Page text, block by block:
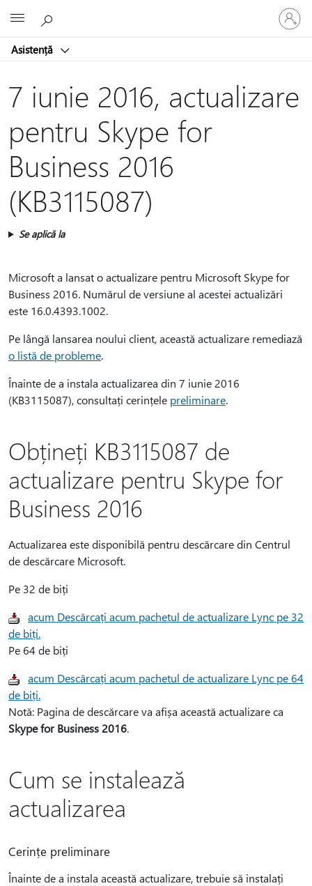
Asistență
vă
la
dvs.
7 iunie 2016, actualizare
pentru Skype for
Business 2016
(KB3115087)
Se aplică la
Microsoft a lansat o actualizare pentru Microsoft Skype for
Business 2016. Numărul de versiune al acestei actualizări
este 16.0.4393.1002.
Pe lângă lansarea noului client, această actualizare remediază
o listă de probleme.
Înainte de a instala actualizarea din 7 iunie 2016
(KB3115087), consultați cerințele preliminare.
Obțineți KB3115087 de
actualizare pentru Skype for
Business 2016
Actualizarea este disponibilă pentru descărcare din Centrul
de descărcare Microsoft.
Pe 32 de biți
acum Descărcați acum pachetul de actualizare Lync pe 32
de biți.
Pe 64 de biți
acum Descărcați acum pachetul de actualizare Lync pe 64
de biți.
Notă: Pagina de descărcare va afișa această actualizare ca
Skype for Business 2016.
Cum se instalează
actualizarea
Cerințe preliminare
Înainte de a instala această actualizare, trebuie să instalați